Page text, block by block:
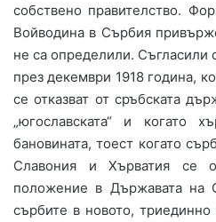
собствено правителство.
Войводина в Сърбия
не са определили. Съгласили
през декември 1918 година,
се отказват от сръбската
„югославската“ и когато
бановината, тоест когато
Славония и Хърватия се
положение в Държавата на
сърбите в новото, триединно